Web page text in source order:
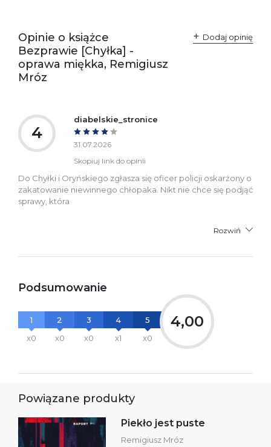
kontakt@wydajenamsie.pl
Opinie o książce
Bezprawie [Chyłka] -
oprawa miękka, Remigiusz
Mróz
Dodaj opinię
4
diabelskie_stronice
31.07.2026
Skopiuj link do opinii
Do Chyłki i Oryńskiego zgłasza się oficer policji oskarżony o
zakatowanie niewinnego chłopaka. Nikt nie chce się podjąć
sprawy, która
Rozwiń
Podsumowanie
1
x0
2
x0
3
x0
4
x1
5
x0
4,00
Powiązane produkty
Piekło jest puste
Remigiusz Mróz